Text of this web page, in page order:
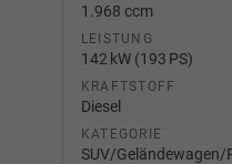
1.968 ccm
LEISTUNG
142 kW (193 PS)
KRAFTSTOFF
Diesel
KATEGORIE
SUV/Geländewagen/